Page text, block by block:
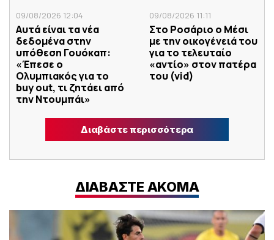
09/08/2026 12:04
Αυτά είναι τα νέα
δεδομένα στην
υπόθεση Γουόκαπ:
«Έπεσε ο
Ολυμπιακός για το
buy out, τι ζητάει από
την Ντουμπάι»
09/08/2026 11:11
Στο Ροσάριο ο Μέσι
με την οικογένειά του
για το τελευταίο
«αντίο» στον πατέρα
του (vid)
Διαβάστε περισσότερα
ΔΙΑΒΑΣΤΕ ΑΚΟΜΑ